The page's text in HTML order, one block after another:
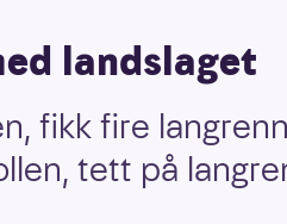
landslaget
fikk fire
tett på